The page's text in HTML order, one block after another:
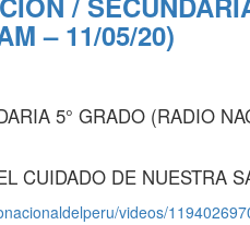
– 11/05/20)
5° GRADO (RADIO
CUIDADO DE NUESTRA
videos/